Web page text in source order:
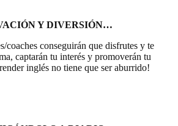
Y DIVERSIÓN…
coaches conseguirán que disfrutes y te
captarán tu interés y promoverán tu
inglés no tiene que ser aburrido!